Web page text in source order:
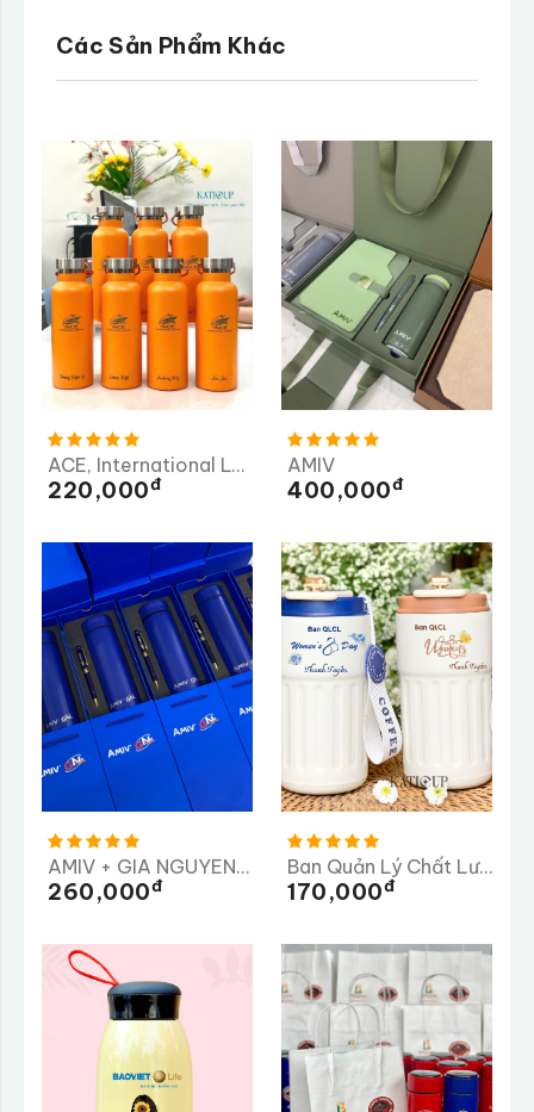
Các Sản Phẩm Khác
ACE, International Logistics
220,000Đ
AMIV
400,000Đ
AMIV + GIA NGUYEN ME CO.,LTD ( GN )
260,000Đ
Ban Quản Lý Chất Lượng Tỉnh Quảng Ngãi
170,000Đ